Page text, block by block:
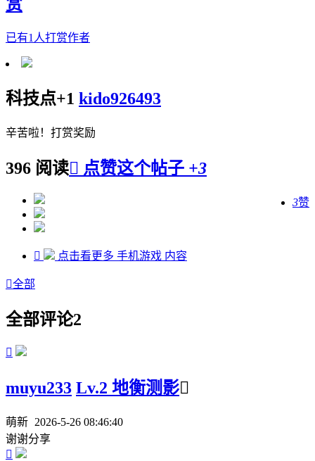
赏
已有1人打赏作者
科技点+1 kido926493
辛苦啦！打赏奖励
396 阅读 点赞这个帖子 +3
3赞
 点击看更多 手机游戏 内容
全部
全部评论2

muyu233 Lv.2 地衡测影
萌新 2026-5-26 08:46:40
谢谢分享
